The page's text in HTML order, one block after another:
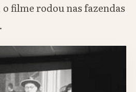
filme rodou nas fazendas